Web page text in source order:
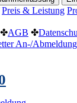
Preis & Leistung
✤AGB ✤